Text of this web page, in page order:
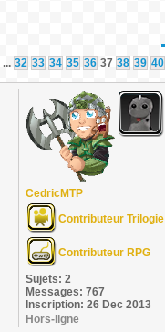
... 32 33 34 35 36 37 38 39 40
CedricMTP
Contributeur Trilogie
Contributeur RPG
Sujets: 2
Messages: 767
Inscription: 26 Dec 2013
Hors-ligne